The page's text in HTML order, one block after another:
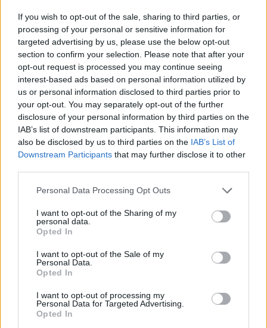
If you wish to opt-out of the sale, sharing to third parties, or
processing of your personal or sensitive information for
targeted advertising by us, please use the below opt-out
section to confirm your selection. Please note that after your
opt-out request is processed you may continue seeing
interest-based ads based on personal information utilized by
us or personal information disclosed to third parties prior to
your opt-out. You may separately opt-out of the further
disclosure of your personal information by third parties on the
IAB’s list of downstream participants. This information may
also be disclosed by us to third parties on the IAB’s List of
Downstream Participants that may further disclose it to other
Personal Data Processing Opt Outs
I want to opt-out of the Sharing of my
personal data.
Opted In
I want to opt-out of the Sale of my
Personal Data.
Opted In
I want to opt-out of processing my
Personal Data for Targeted Advertising.
Opted In